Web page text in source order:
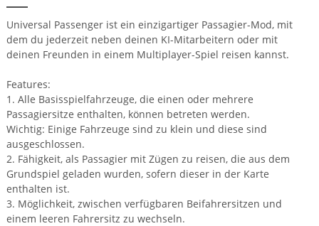
Universal Passenger ist ein einzigartiger Passagier-Mod, mit
dem du jederzeit neben deinen KI-Mitarbeitern oder mit
deinen Freunden in einem Multiplayer-Spiel reisen kannst.
Features:
1. Alle Basisspielfahrzeuge, die einen oder mehrere
Passagiersitze enthalten, können betreten werden.
Wichtig: Einige Fahrzeuge sind zu klein und diese sind
ausgeschlossen.
2. Fähigkeit, als Passagier mit Zügen zu reisen, die aus dem
Grundspiel geladen wurden, sofern dieser in der Karte
enthalten ist.
3. Möglichkeit, zwischen verfügbaren Beifahrersitzen und
einem leeren Fahrersitz zu wechseln.